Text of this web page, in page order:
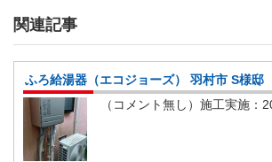
関連記事
ふろ給湯器（エコジョーズ） 羽村市 S様邸
（コメント無し）施工実施：